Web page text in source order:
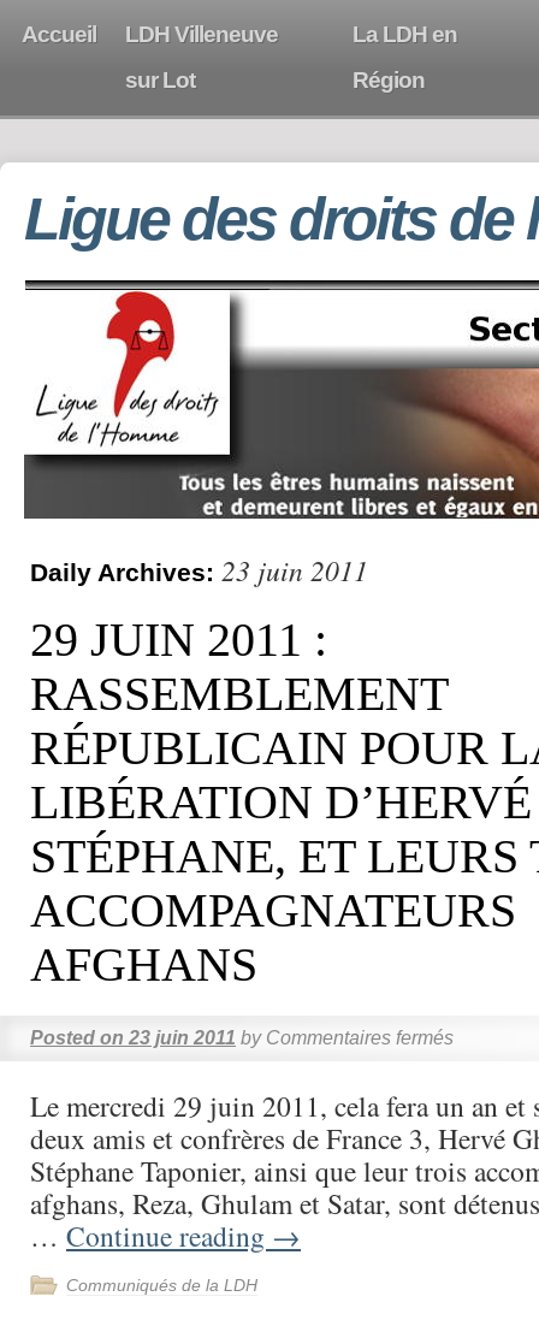
Accueil
LDH Villeneuve
sur Lot
La LDH en
Région
Ligue des droits de
Daily Archives: 23 juin 2011
29 JUIN 2011 :
RASSEMBLEMENT
RÉPUBLICAIN POUR
LIBÉRATION
STÉPHANE, ET LEURS
ACCOMPAGNATEURS
AFGHANS
Posted on 23 juin 2011 by Commentaires fermés
Le mercredi 29 juin 2011, cela fera un an et
deux amis et confrères de France 3, Hervé
Stéphane Taponier, ainsi que leur trois
afghans, Reza, Ghulam et Satar, sont
… Continue reading →
Communiqués de la LDH